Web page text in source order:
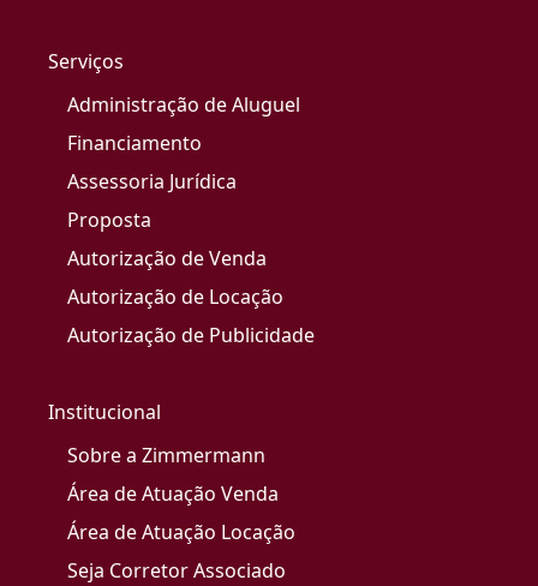
Serviços
Administração de Aluguel
Financiamento
Assessoria Jurídica
Proposta
Autorização de Venda
Autorização de Locação
Autorização de Publicidade
Institucional
Sobre a Zimmermann
Área de Atuação Venda
Área de Atuação Locação
Seja Corretor Associado